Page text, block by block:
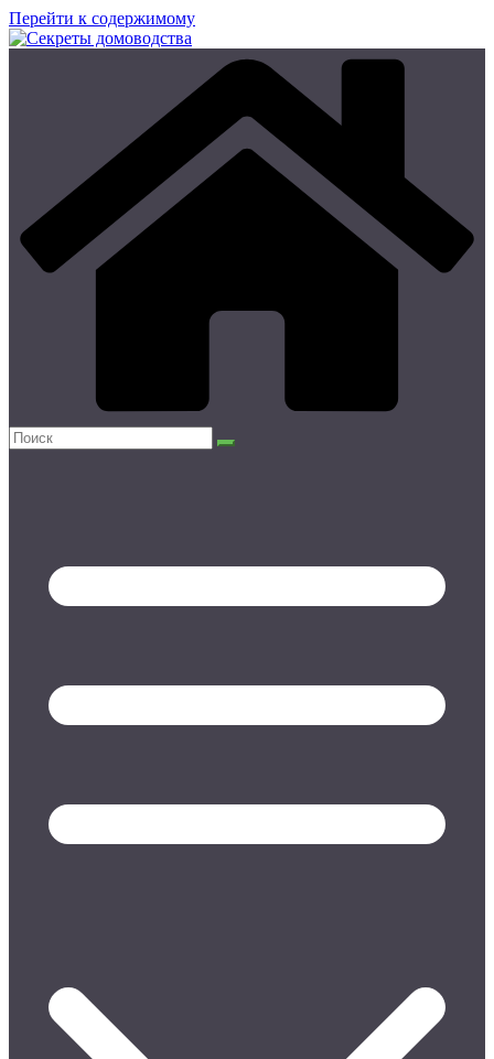
Перейти к содержимому